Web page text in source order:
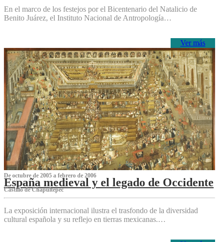
En el marco de los festejos por el Bicentenario del Natalicio de
Benito Juárez, el Instituto Nacional de Antropología…
Ver más
De octubre de 2005 a febrero de 2006
España medieval y el legado de Occidente
Castillo de Chapultepec
La exposición internacional ilustra el trasfondo de la diversidad
cultural española y su reflejo en tierras mexicanas.…